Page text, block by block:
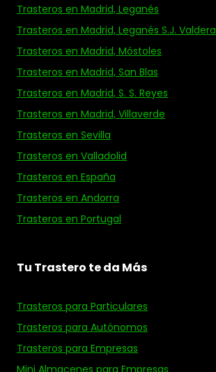
Trasteros en Madrid, Leganés
Trasteros en Madrid, Leganés S.J.
Trasteros en Madrid, Móstoles
Trasteros en Madrid, San Blas
Trasteros en Madrid, S. S. Reyes
Trasteros en Madrid, Villaverde
Trasteros en Sevilla
Trasteros en Valladolid
Trasteros en España
Trasteros en Andorra
Trasteros en Portugal
Tu Trastero te da Más
Trasteros para Particulares
Trasteros para Autónomos
Trasteros para Empresas